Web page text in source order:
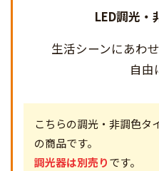
LED調光・
生活シーンにあわ
自由
こちらの調光・非調色タ
の商品です。
調光器は別売りです。